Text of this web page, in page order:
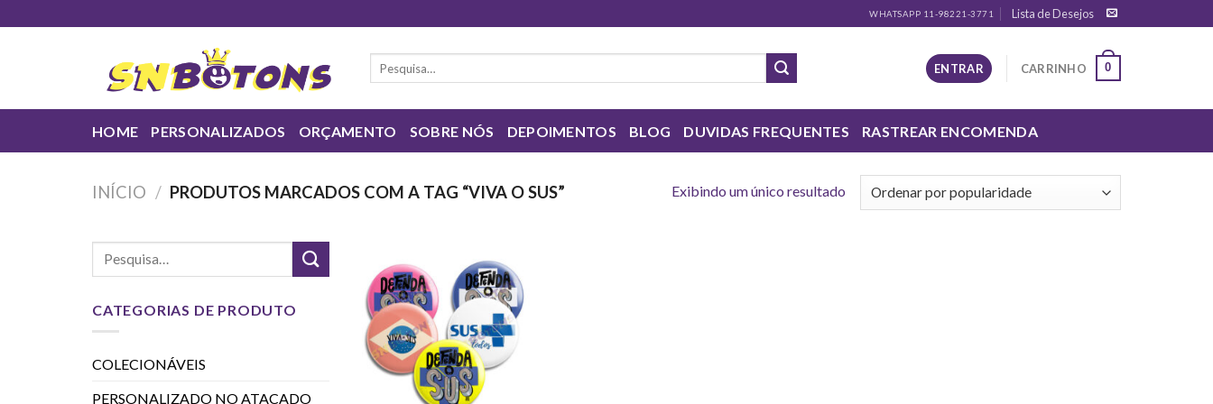
to
WHATSAPP 11-98221-3771 Lista de Desejos
ENTRAR CARRINHO 0
HOME PERSONALIZADOS ORÇAMENTO SOBRE NÓS DEPOIMENTOS BLOG DUVIDAS FREQUENTES RASTREAR ENCOMENDA
INÍCIO / PRODUTOS MARCADOS COM A TAG “VIVA O SUS” Exibindo um único resultado
CATEGORIAS DE PRODUTO
COLECIONÁVEIS
PERSONALIZADO NO ATACADO